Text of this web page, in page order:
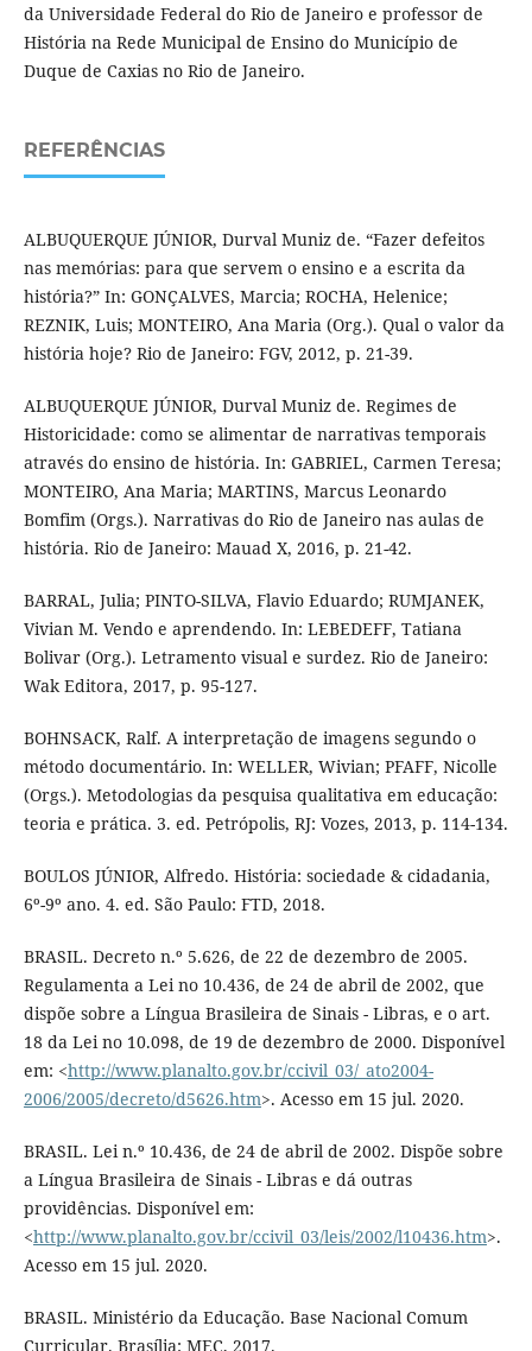
da Universidade Federal do Rio de Janeiro e professor de
História na Rede Municipal de Ensino do Município de
Duque de Caxias no Rio de Janeiro.
REFERÊNCIAS
ALBUQUERQUE JÚNIOR, Durval Muniz de. “Fazer defeitos
nas memórias: para que servem o ensino e a escrita da
história?” In: GONÇALVES, Marcia; ROCHA, Helenice;
REZNIK, Luis; MONTEIRO, Ana Maria (Org.). Qual o valor da
história hoje? Rio de Janeiro: FGV, 2012, p. 21-39.
ALBUQUERQUE JÚNIOR, Durval Muniz de. Regimes de
Historicidade: como se alimentar de narrativas temporais
através do ensino de história. In: GABRIEL, Carmen Teresa;
MONTEIRO, Ana Maria; MARTINS, Marcus Leonardo
Bomfim (Orgs.). Narrativas do Rio de Janeiro nas aulas de
história. Rio de Janeiro: Mauad X, 2016, p. 21-42.
BARRAL, Julia; PINTO-SILVA, Flavio Eduardo; RUMJANEK,
Vivian M. Vendo e aprendendo. In: LEBEDEFF, Tatiana
Bolivar (Org.). Letramento visual e surdez. Rio de Janeiro:
Wak Editora, 2017, p. 95-127.
BOHNSACK, Ralf. A interpretação de imagens segundo o
método documentário. In: WELLER, Wivian; PFAFF, Nicolle
(Orgs.). Metodologias da pesquisa qualitativa em educação:
teoria e prática. 3. ed. Petrópolis, RJ: Vozes, 2013, p. 114-134.
BOULOS JÚNIOR, Alfredo. História: sociedade & cidadania,
6º-9º ano. 4. ed. São Paulo: FTD, 2018.
BRASIL. Decreto n.º 5.626, de 22 de dezembro de 2005.
Regulamenta a Lei no 10.436, de 24 de abril de 2002, que
dispõe sobre a Língua Brasileira de Sinais - Libras, e o art.
18 da Lei no 10.098, de 19 de dezembro de 2000. Disponível
em: <http://www.planalto.gov.br/ccivil_03/_ato2004-
2006/2005/decreto/d5626.htm>. Acesso em 15 jul. 2020.
BRASIL. Lei n.º 10.436, de 24 de abril de 2002. Dispõe sobre
a Língua Brasileira de Sinais - Libras e dá outras
providências. Disponível em:
<http://www.planalto.gov.br/ccivil_03/leis/2002/l10436.htm>.
Acesso em 15 jul. 2020.
BRASIL. Ministério da Educação. Base Nacional Comum
Curricular. Brasília: MEC, 2017.